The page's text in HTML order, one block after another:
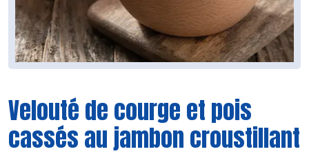
Velouté de courge et pois
cassés au jambon croustillant